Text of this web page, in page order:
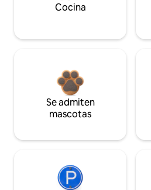
Cocina
Se admiten
mascotas